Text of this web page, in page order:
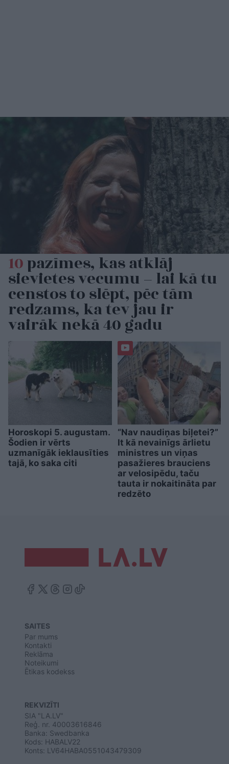
10pazīmes, kas atklāj
sievietes vecumu – lai kā tu
censtos to slēpt, pēc tām
redzams, ka tev jau ir
vairāk nekā 40 gadu
Horoskopi 5. augustam.
Šodien ir vērts
uzmanīgāk ieklausīties
tajā, ko saka citi
“Nav naudiņas biļetei?”
It kā nevainīgs ārlietu
ministres un viņas
pasažieres brauciens
ar velosipēdu, taču
tauta ir nokaitināta par
redzēto
SAITES
Par mums
Kontakti
Reklāma
Noteikumi
Ētikas kodekss
REKVIZĪTI
SIA "LA.LV"
Reģ. nr. 40003616846
Banka: Swedbanka
Kods: HABALV22
Konts: LV64HABA0551043479309